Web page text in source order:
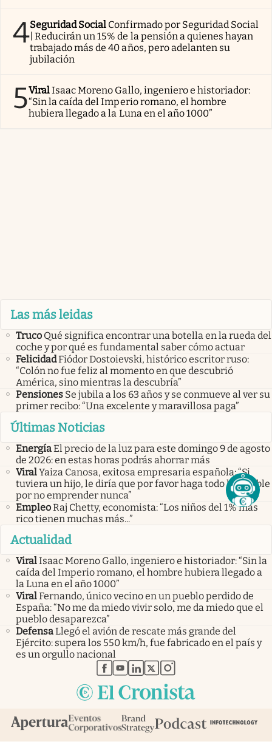
4Seguridad Social Confirmado por Seguridad Social
| Reducirán un 15% de la pensión a quienes hayan
trabajado más de 40 años, pero adelanten su
jubilación
5ViralIsaac Moreno Gallo, ingeniero e historiador:
“Sin la caída del Imperio romano, el hombre
hubiera llegado a la Luna en el año 1000”
Las más leidas
Truco Qué significa encontrar una botella en la rueda del
coche y por qué es fundamental saber cómo actuar
FelicidadFiódor Dostoievski, histórico escritor ruso:
“Colón no fue feliz al momento en que descubrió
América, sino mientras la descubría”
Pensiones Se jubila a los 63 años y se conmueve al ver su
primer recibo: “Una excelente y maravillosa paga”
Últimas Noticias
EnergíaEl precio de la luz para este domingo 9 de agosto
de 2026: en estas horas podrás ahorrar más
ViralYaiza Canosa, exitosa empresaria española: “Si
tuviera un hijo, le diría que por favor haga todo lo posible
por no emprender nunca”
EmpleoRaj Chetty, economista: “Los niños del 1% más
rico tienen muchas más...”
Actualidad
ViralIsaac Moreno Gallo, ingeniero e historiador: “Sin la
caída del Imperio romano, el hombre hubiera llegado a
la Luna en el año 1000”
ViralFernando, único vecino en un pueblo perdido de
España: “No me da miedo vivir solo, me da miedo que el
pueblo desaparezca”
DefensaLlegó el avión de rescate más grande del
Ejército: supera los 550 km/h, fue fabricado en el país y
es un orgullo nacional
abre en nueva pestaña
abre en nueva pestaña
abre en nueva pestaña
abre en nueva pestaña
abre en nueva pestaña